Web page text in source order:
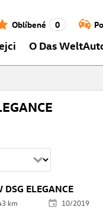
Oblíbené 0
O Das
ELEGANCE
km
10/2019